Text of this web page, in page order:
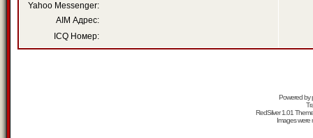
Yahoo Messenger:
AIM Адрес:
ICQ Номер:
Powered by
RedSilver 1.01
Images were